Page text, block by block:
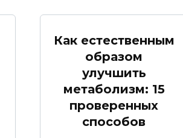
Как естественным
образом
улучшить
метаболизм: 15
проверенных
способов